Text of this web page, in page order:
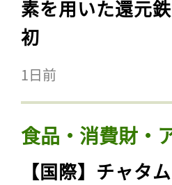
素を用いた還元
初
1日前
食品・消費財・
【国際】チャタ